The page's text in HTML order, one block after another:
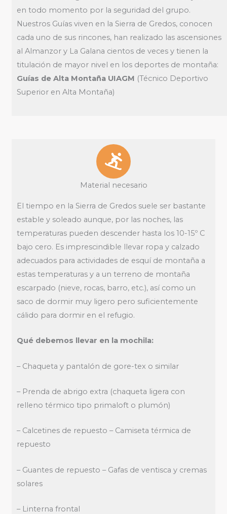
en todo momento por la seguridad del grupo.
Nuestros Guías viven en la Sierra de Gredos, conocen
cada uno de sus rincones, han realizado las ascensiones
al Almanzor y La Galana cientos de veces y tienen la
titulación de mayor nivel en los deportes de montaña:
Guías de Alta Montaña UIAGM (Técnico Deportivo
Superior en Alta Montaña)
Material necesario
El tiempo en la Sierra de Gredos suele ser bastante
estable y soleado aunque, por las noches, las
temperaturas pueden descender hasta los 10-15º C
bajo cero. Es imprescindible llevar ropa y calzado
adecuados para actividades de esquí de montaña a
estas temperaturas y a un terreno de montaña
escarpado (nieve, rocas, barro, etc.), así como un
saco de dormir muy ligero pero suficientemente
cálido para dormir en el refugio.
Qué debemos llevar en la mochila:
– Chaqueta y pantalón de gore-tex o similar
– Prenda de abrigo extra (chaqueta ligera con
relleno térmico tipo primaloft o plumón)
– Calcetines de repuesto – Camiseta térmica de
repuesto
– Guantes de repuesto – Gafas de ventisca y cremas
solares
– Linterna frontal